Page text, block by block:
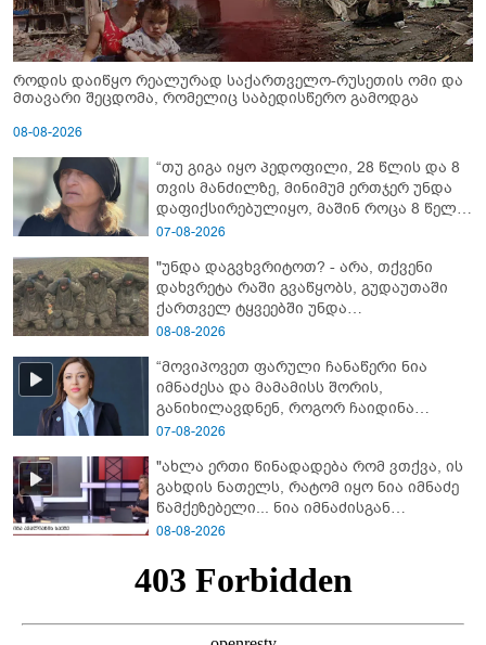
როდის დაიწყო რეალურად საქართველო-რუსეთის ომი და
მთავარი შეცდომა, რომელიც საბედისწერო გამოდგა
08-08-2026
“თუ გიგა იყო პედოფილი, 28 წლის და 8
თვის მანძილზე, მინიმუმ ერთჯერ უნდა
დაფიქსირებულიყო, მაშინ როცა 8 წელი
ამზადებდა მოსწავლეებს! - იპოვონ ერთი
ავიწროებდა” - ეკა კუპატაძე
07-08-2026
"უნდა დაგვხვრიტოთ? - არა, თქვენი
დახვრეტა რაში გვაწყობს, გუდაუთაში
ქართველ ტყვეებში უნდა
გადაგცვალოთ..."
08-08-2026
“მოვიპოვეთ ფარული ჩანაწერი ნია
იმნაძესა და მამამისს შორის,
განიხილავდნენ, როგორ ჩაიდინა
გაბაშვილმა დანაშაული” - რას ამბობს
07-08-2026
"ახლა ერთი წინადადება რომ ვთქვა, ის
გახდის ნათელს, რატომ იყო ნია იმნაძე
წამქეზებელი... ნია იმნაძისგან
გამოსული ინფორმაციაა ეს" - რას
08-08-2026